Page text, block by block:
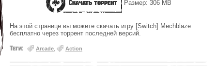
Скачать торрент Размер: 306 MB
На этой странице вы можете скачать игру [Switch] Mechblaze
бесплатно через торрент последней версий.
Теги: Arcade Action